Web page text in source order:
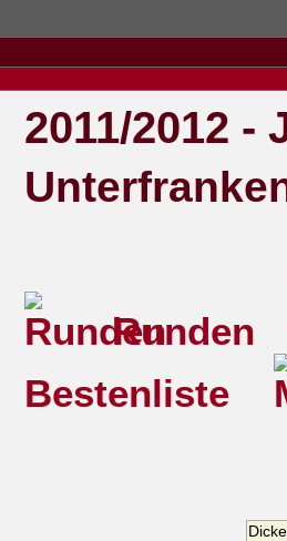
2011/2012 -
Runden
Bestenliste